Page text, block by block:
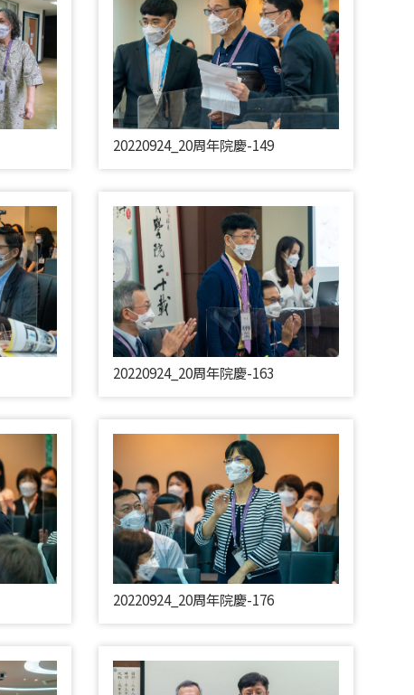
20220924_20周年院慶-149
20220924_20周年院慶-163
20220924_20周年院慶-176